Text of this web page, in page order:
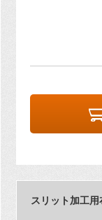
スリット加工用